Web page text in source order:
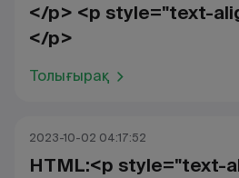
</p> <p style="text-
</p>
Толығырақ
2023-10-02 04:17:52
HTML:<p style="text-